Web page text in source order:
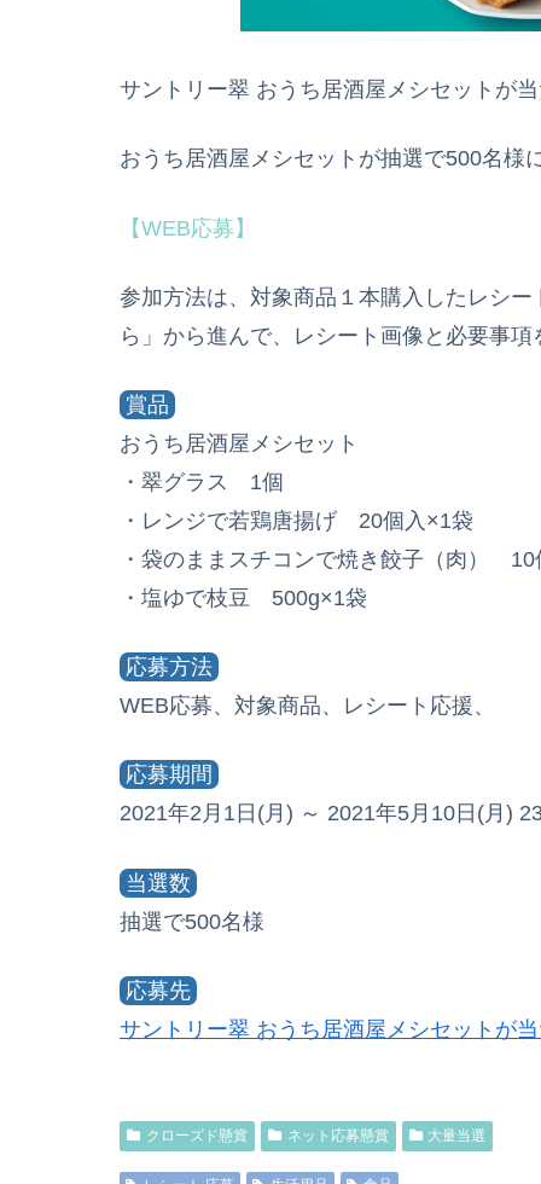
サントリー翠 おうち居酒屋メシセットが
おうち居酒屋メシセットが抽選で500名様
【WEB応募】
参加方法は、対象商品１本購入したレシ
ら」から進んで、レシート画像と必要事
賞品
おうち居酒屋メシセット
・翠グラス 1個
・レンジで若鶏唐揚げ 20個入×1袋
・袋のままスチコンで焼き餃子（肉） 10
・塩ゆで枝豆 500g×1袋
応募方法
WEB応募、対象商品、レシート応援、
応募期間
2021年2月1日(月) ～ 2021年5月10日(月)
当選数
抽選で500名様
応募先
サントリー翠 おうち居酒屋メシセットが
クローズド懸賞 ネット応募懸賞 大量当選